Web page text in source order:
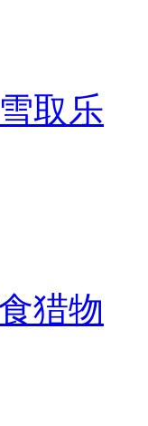
取乐
猎物